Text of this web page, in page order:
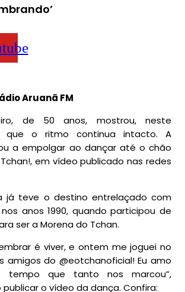
Aruanã FM
de 50 anos, mostrou, neste
que o ritmo continua intacto. A
a empolgar ao dançar até o chão
em vídeo publicado nas redes
já teve o destino entrelaçado com
anos 1990, quando participou de
ser a Morena do Tchan.
é viver, e ontem me joguei no
amigos do @eotchanoficial! Eu amo
tempo que tanto nos marcou”,
o vídeo da dança. Confira: